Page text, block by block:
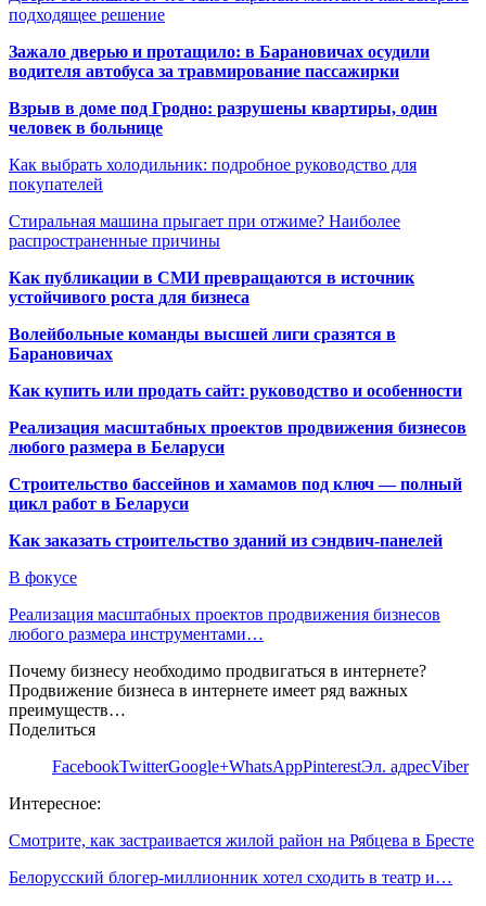
подходящее решение
Зажало дверью и протащило: в Барановичах осудили
водителя автобуса за травмирование пассажирки
Взрыв в доме под Гродно: разрушены квартиры, один
человек в больнице
Как выбрать холодильник: подробное руководство для
покупателей
Стиральная машина прыгает при отжиме? Наиболее
распространенные причины
Как публикации в СМИ превращаются в источник
устойчивого роста для бизнеса
Волейбольные команды высшей лиги сразятся в
Барановичах
Как купить или продать сайт: руководство и особенности
Реализация масштабных проектов продвижения бизнесов
любого размера в Беларуси
Строительство бассейнов и хамамов под ключ — полный
цикл работ в Беларуси
Как заказать строительство зданий из сэндвич-панелей
В фокусе
Реализация масштабных проектов продвижения бизнесов
любого размера инструментами…
Почему бизнесу необходимо продвигаться в интернете?
Продвижение бизнеса в интернете имеет ряд важных
преимуществ…
Поделиться
FacebookTwitterGoogle+WhatsAppPinterestЭл. адресViber
Интересное:
Смотрите, как застраивается жилой район на Рябцева в Бресте
Белорусский блогер-миллионник хотел сходить в театр и…